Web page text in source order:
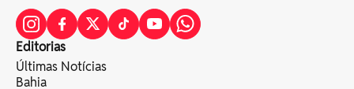
Editorias
Últimas Notícias
Bahia